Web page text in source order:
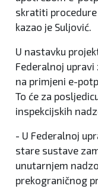
skratiti
kazao je Suljović.
U nastavku
Federalnoj
na primjeni e-
To će za
inspekcijskih
- U Federalnoj
stare sustave
unutarnjem
prekograničnog